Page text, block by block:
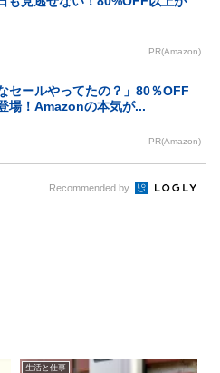
PR(Amazon)
セールやってたの？」80％OFF
場！Amazonの本気が...
PR(Amazon)
Recommended by
生活と仕事